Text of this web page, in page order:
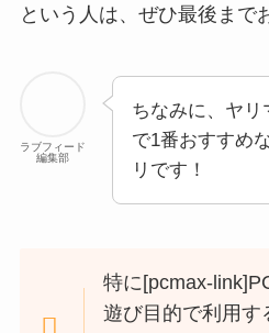
という人は、ぜひ最後まで
ラブフィード
編集部
ちなみに、ヤ
で1番おすすめ
リです！
特に[pcmax-
遊び目的で利用す